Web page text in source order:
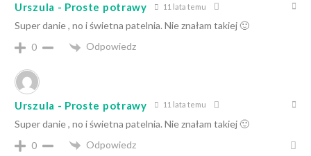
Urszula - Proste potrawy 11 lata temu
Super danie , no i świetna patelnia. Nie znałam takiej 🙂
0
Odpowiedz
Urszula - Proste potrawy 11 lata temu
Super danie , no i świetna patelnia. Nie znałam takiej 🙂
0
Odpowiedz